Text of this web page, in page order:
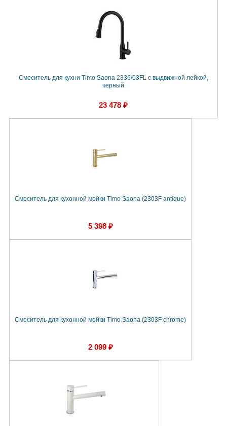
Смеситель для кухни Timo Saona 2336/03FL с выдвижной лейкой,
черный
23 478 ₽
Смеситель для кухонной мойки Timo Saona (2303F antique)
5 398 ₽
Смеситель для кухонной мойки Timo Saona (2303F chrome)
2 099 ₽